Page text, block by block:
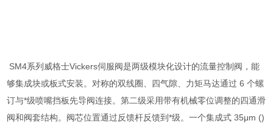
SM4系列威格士Vickers伺服阀是两级模块化设计的流量控制阀，能
够集成块或板式安装。对称的双线圈、四气隙、力矩马达通过 6 个螺
订与*级喷嘴挡板先导阀连接。第二级采用带有机械零位调整的四通滑
阀和阀套结构。阀芯位置通过反馈杆反馈到*级。一个集成式 35μm ()